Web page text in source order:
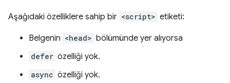
Aşağıdaki özelliklere sahip bir <script> etiketi:
Belgenin <head> bölümünde yer alıyorsa
defer özelliği yok.
async özelliği yok.